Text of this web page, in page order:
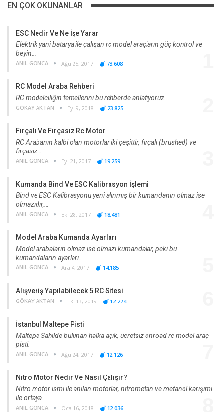
EN ÇOK OKUNANLAR
ESC Nedir Ve Ne İşe Yarar
Elektrik yani batarya ile çalışan rc model araçların güç kontrol ve
beyin…
ANIL GONCA Ağu 25, 2017 73.608
RC Model Araba Rehberi
RC modelciliğin temellerini bu rehberde anlatıyoruz...
GÖKAY AKTAN Eyl 9, 2018 23.825
Fırçalı Ve Fırçasız Rc Motor
RC Arabanın kalbi olan motorlar iki çeşittir, fırçalı (brushed) ve
fırçasız…
ANIL GONCA Eyl 21, 2017 19.259
Kumanda Bind Ve ESC Kalibrasyon İşlemi
Bind ve ESC Kalibrasyonu yeni alınmış bir kumandanın olmaz ise
olmazıdır,…
ANIL GONCA Eki 28, 2017 18.481
Model Araba Kumanda Ayarları
Model arabaların olmaz ise olmazı kumandalar, peki bu
kumandaların ayarları…
ANIL GONCA Ara 4, 2017 14.185
Alışveriş Yapılabilecek 5 RC Sitesi
GÖKAY AKTAN Eki 13, 2019 12.274
İstanbul Maltepe Pisti
Maltepe Sahilde bulunan halka açık, ücretsiz onroad rc model araç
pisti.
ANIL GONCA Ağu 24, 2017 12.126
Nitro Motor Nedir Ve Nasıl Çalışır?
Nitro motor ismi ile anılan motorlar, nitrometan ve metanol karışımı
ile ortaya…
ANIL GONCA Oca 16, 2018 12.036